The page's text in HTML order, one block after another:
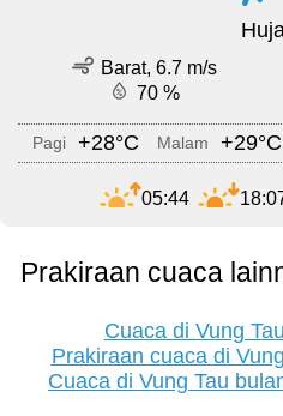
Barat, 6.7 m/s
70 %
Pagi +28°C Malam +29°C
05:44
Prakiraan cuaca
Cuaca di Vung
Prakiraan cuaca di
Cuaca di Vung Tau